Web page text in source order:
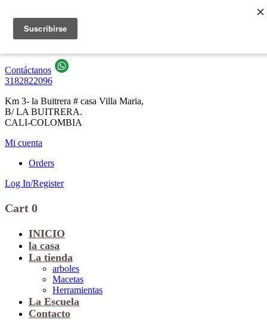
Contáctanos
3182822096
Km 3- la Buitrera # casa Villa Maria,
B/ LA BUITRERA.
CALI-COLOMBIA
Mi cuenta
Orders
Log In/Register
Cart 0
INICIO
la casa
La tienda
arboles
Macetas
Herramientas
La Escuela
Contacto